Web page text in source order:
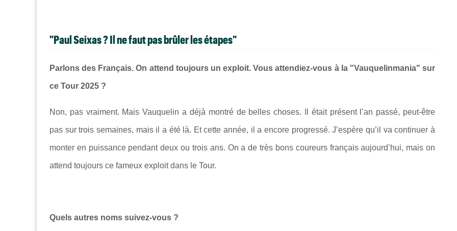
"Paul Seixas ? Il ne faut pas brûler les étapes"
Parlons des Français. On attend toujours un exploit. Vous attendiez-vous à la "Vauquelinmania" sur
ce Tour 2025 ?
Non, pas vraiment. Mais Vauquelin a déjà montré de belles choses. Il était présent l’an passé, peut-être
pas sur trois semaines, mais il a été là. Et cette année, il a encore progressé. J’espère qu’il va continuer à
monter en puissance pendant deux ou trois ans. On a de très bons coureurs français aujourd’hui, mais on
attend toujours ce fameux exploit dans le Tour.
Quels autres noms suivez-vous ?